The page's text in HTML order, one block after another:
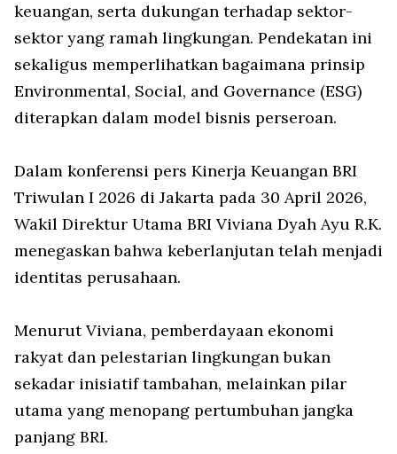
keuangan, serta dukungan terhadap sektor-
sektor yang ramah lingkungan. Pendekatan ini
sekaligus memperlihatkan bagaimana prinsip
Environmental, Social, and Governance (ESG)
diterapkan dalam model bisnis perseroan.
Dalam konferensi pers Kinerja Keuangan BRI
Triwulan I 2026 di Jakarta pada 30 April 2026,
Wakil Direktur Utama BRI Viviana Dyah Ayu R.K.
menegaskan bahwa keberlanjutan telah menjadi
identitas perusahaan.
Menurut Viviana, pemberdayaan ekonomi
rakyat dan pelestarian lingkungan bukan
sekadar inisiatif tambahan, melainkan pilar
utama yang menopang pertumbuhan jangka
panjang BRI.